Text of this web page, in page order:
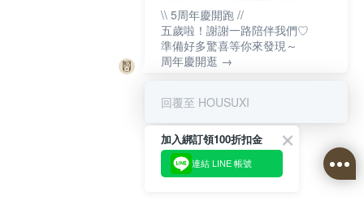
\\ 5周年慶開跑 //
五歲啦！謝謝一路陪伴我們♡
準備好多驚喜等你來發現～
周年慶開逛 →
回覆至 HOUSUXI
加入綁訂領100折扣金
連結 LINE 帳號